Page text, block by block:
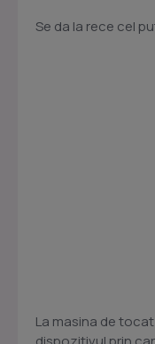
Se da la rece cel
La masina de